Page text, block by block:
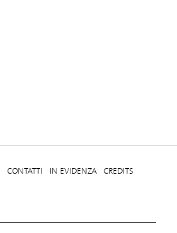
CONTATTI IN EVIDENZA CREDITS